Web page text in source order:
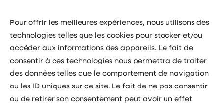
Pour offrir les meilleures expériences, nous utilisons des
technologies telles que les cookies pour stocker et/ou
accéder aux informations des appareils. Le fait de
consentir à ces technologies nous permettra de traiter
des données telles que le comportement de navigation
ou les ID uniques sur ce site. Le fait de ne pas consentir
ou de retirer son consentement peut avoir un effet
Adresse
4/6 avenue Albert II
Zone F – Entrée B
7ème étage
98000 MONACO